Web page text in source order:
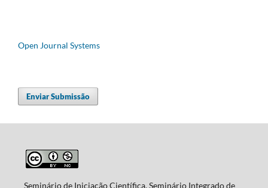
Open Journal Systems
Enviar Submissão
Seminário de Iniciação Científica, Seminário Integrado de